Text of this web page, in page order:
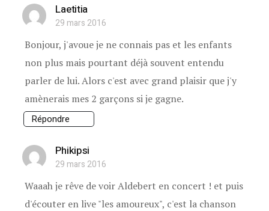
Laetitia
29 mars 2016
Bonjour, j'avoue je ne connais pas et les enfants
non plus mais pourtant déjà souvent entendu
parler de lui. Alors c'est avec grand plaisir que j'y
amènerais mes 2 garçons si je gagne.
Répondre
Phikipsi
29 mars 2016
Waaah je rêve de voir Aldebert en concert ! et puis
d'écouter en live "les amoureux", c'est la chanson